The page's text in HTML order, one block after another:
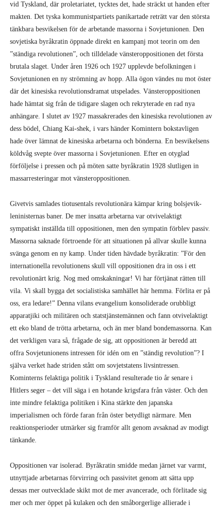
vid Tyskland, där proletariatet, tycktes det, hade sträckt ut handen efter
makten. Det tyska kommunistpartiets panikartade reträtt var den största
tänkbara besvikelsen för de arbetande massorna i Sovjetunionen. Den
sovjetiska byråkratin öppnade direkt en kampanj mot teorin om den
”ständiga revolutionen”, och tilldelade vänsteroppositionen det första
brutala slaget. Under åren 1926 och 1927 upplevde befolkningen i
Sovjetunionen en ny strömning av hopp. Alla ögon vändes nu mot öster
där det kinesiska revolutionsdramat utspelades. Vänsteroppositionen
hade hämtat sig från de tidigare slagen och rekryterade en rad nya
anhängare. I slutet av 1927 massakrerades den kinesiska revolutionen av
dess bödel, Chiang Kai-shek, i vars händer Komintern bokstavligen
hade över lämnat de kinesiska arbetarna och bönderna. En besvikelsens
köldvåg svepte över massorna i Sovjetunionen. Efter en otyglad
förföljelse i pressen och på möten satte byråkratin 1928 slutligen in
massarresteringar mot vänsteroppositionen.
Givetvis samlades tiotusentals revolutionära kämpar kring bolsjevik-
leninisternas baner. De mer insatta arbetarna var otvivelaktigt
sympatiskt inställda till oppositionen, men den sympatin förblev passiv.
Massorna saknade förtroende för att situationen på allvar skulle kunna
svänga genom en ny kamp. Under tiden hävdade byråkratin: ”För den
internationella revolutionens skull vill oppositionen dra in oss i ett
revolutionärt krig. Nog med omskakningar! Vi har förtjänat rätten till
vila. Vi skall bygga det socialistiska samhället här hemma. Förlita er på
oss, era ledare!” Denna vilans evangelium konsoliderade orubbligt
apparatjiki och militären och statstjänstemännen och fann otvivelaktigt
ett eko bland de trötta arbetarna, och än mer bland bondemassorna. Kan
det verkligen vara så, frågade de sig, att oppositionen är beredd att
offra Sovjetunionens intressen för idén om en ”ständig revolution”? I
själva verket hade striden stått om sovjetstatens livsintressen.
Kominterns felaktiga politik i Tyskland resulterade tio år senare i
Hitlers seger – det vill säga i en hotande krigsfara från väster. Och den
inte mindre felaktiga politiken i Kina stärkte den japanska
imperialismen och förde faran från öster betydligt närmare. Men
reaktionsperioder utmärker sig framför allt genom avsaknad av modigt
tänkande.
Oppositionen var isolerad. Byråkratin smidde medan järnet var varmt,
utnyttjade arbetarnas förvirring och passivitet genom att sätta upp
dessas mer outvecklade skikt mot de mer avancerade, och förlitade sig
mer och mer öppet på kulaken och den småborgerlige allierade i